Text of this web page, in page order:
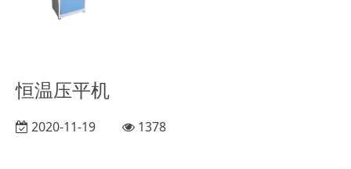
恒温压平机
2020-11-19 1378